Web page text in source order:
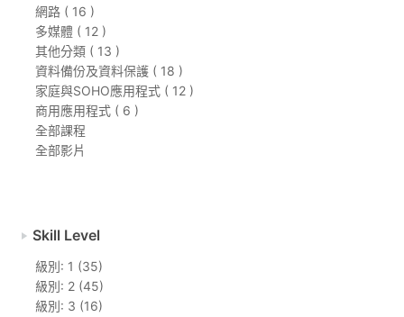
網路 ( 16 )
多媒體 ( 12 )
其他分類 ( 13 )
資料備份及資料保護 ( 18 )
家庭與SOHO應用程式 ( 12 )
商用應用程式 ( 6 )
全部課程
全部影片
Skill Level
級別: 1 (35)
級別: 2 (45)
級別: 3 (16)